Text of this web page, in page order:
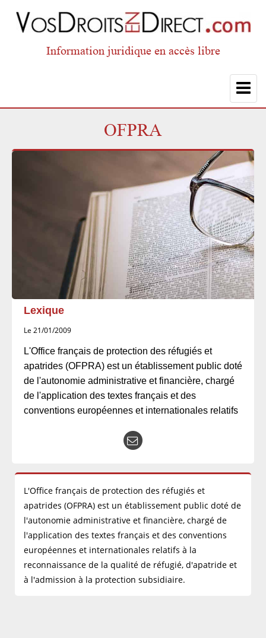
Information juridique en accès libre
Toggle
OFPRA
Lexique
Le 21/01/2009
L'Office français de protection des réfugiés et
apatrides (OFPRA) est un établissement public doté
de l'autonomie administrative et financière, chargé
de l'application des textes français et des
conventions européennes et internationales relatifs
L'Office français de protection des réfugiés et
apatrides (OFPRA) est un établissement public doté de
l'autonomie administrative et financière, chargé de
l'application des textes français et des conventions
européennes et internationales relatifs à la
reconnaissance de la qualité de réfugié, d'apatride et
à l'admission à la protection subsidiaire.